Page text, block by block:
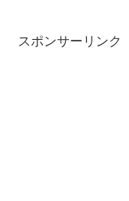
スポンサーリンク